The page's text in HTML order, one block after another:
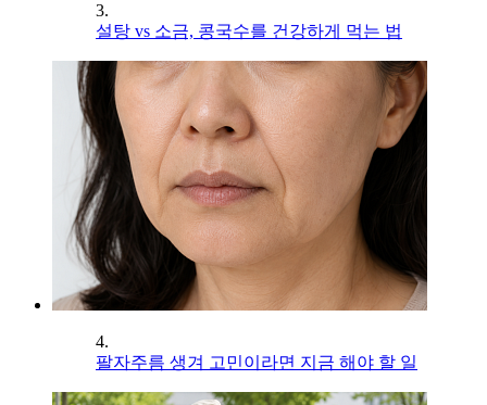
3.
설탕 vs 소금, 콩국수를 건강하게 먹는 법
4.
팔자주름 생겨 고민이라면 지금 해야 할 일